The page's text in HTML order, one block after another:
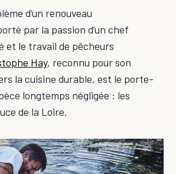
d’un renouveau
par la passion d’un chef
et le travail de pêcheurs
Hay, reconnu pour son
la cuisine durable, est le porte-
longtemps négligée : les
de la Loire.